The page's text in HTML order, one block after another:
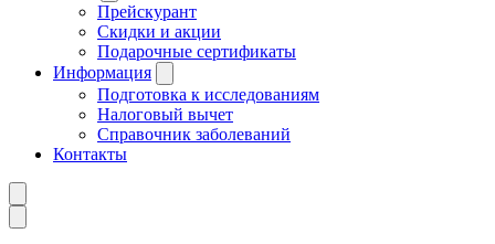
Прейскурант
Скидки и акции
Подарочные сертификаты
Информация
Подготовка к исследованиям
Налоговый вычет
Справочник заболеваний
Контакты